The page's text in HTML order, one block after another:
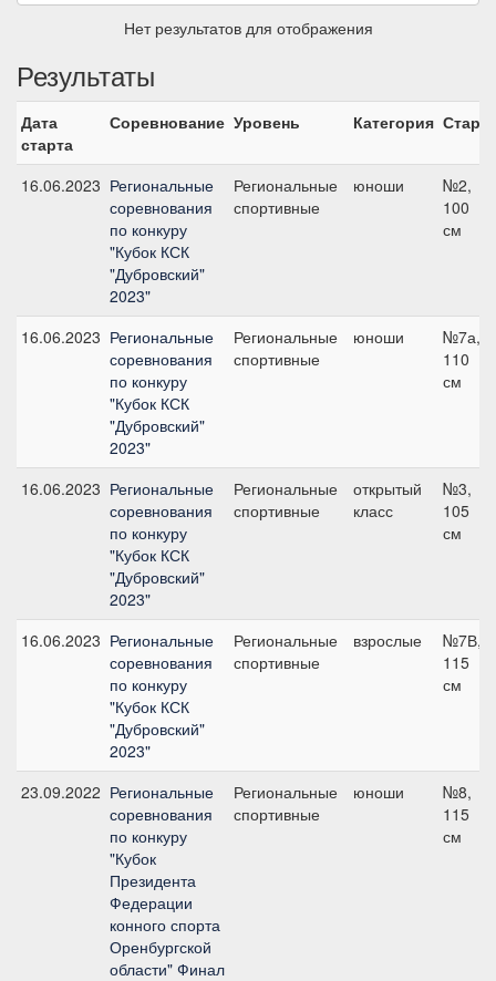
Нет результатов для отображения
Результаты
Дата
старта
Соревнование Уровень Категория Старт
16.06.2023 Региональные
соревнования
по конкуру
"Кубок КСК
"Дубровский"
2023"
Региональные
спортивные
юноши
№2,
100
см
16.06.2023 Региональные
соревнования
по конкуру
"Кубок КСК
"Дубровский"
2023"
Региональные
спортивные
юноши
№7а,
110
см
16.06.2023 Региональные
соревнования
по конкуру
"Кубок КСК
"Дубровский"
2023"
Региональные
спортивные
открытый
класс
№3,
105
см
16.06.2023 Региональные
соревнования
по конкуру
"Кубок КСК
"Дубровский"
2023"
Региональные
спортивные
взрослые
№7В,
115
см
23.09.2022 Региональные
соревнования
по конкуру
"Кубок
Президента
Федерации
конного спорта
Оренбургской
области" Финал
Региональные
спортивные
юноши
№8,
115
см